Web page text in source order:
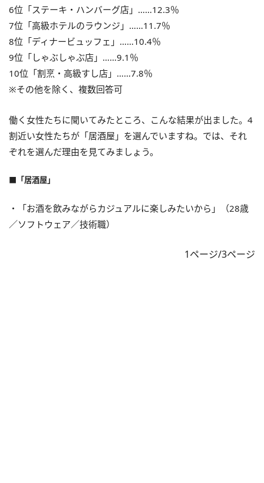
6位「ステーキ・ハンバーグ店」……12.3％
7位「高級ホテルのラウンジ」……11.7％
8位「ディナービュッフェ」……10.4％
9位「しゃぶしゃぶ店」……9.1％
10位「割烹・高級すし店」……7.8％
※その他を除く、複数回答可
働く女性たちに聞いてみたところ、こんな結果が出ました。4
割近い女性たちが「居酒屋」を選んでいますね。では、それ
ぞれを選んだ理由を見てみましょう。
■「居酒屋」
・「お酒を飲みながらカジュアルに楽しみたいから」（28歳
／ソフトウェア／技術職）
1ページ/3ページ